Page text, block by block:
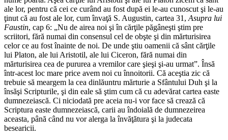
ale lor, pentru că cei ce curând au fost după ei le-au cunoscut şi le-au
ţinut că au fost ale lor, cum învaţă S. Augustin, cartea 31, Asupra lui
Faustin, cap 6: „Nu de airea noi şi în cărţile păgâneşti ştim pre
scriitori, fără numai din consensul cel de obşte şi din mărturisirea
celor ce au fost înainte de noi. De unde ştiu oamenii că sânt cărţile
lui Platon, ale lui Aristotil, ale lui Ciceron, fără numai din
mărturisirea cea de pururea a vremilor care şieşi şi-au urmat”. Însă
într-acest loc mare price avem noi cu înnoitorii. Că aceştia zic că
trebuie să meargem la cea dinlăuntru mărturie a Sfântului Duh şi la
însăşi Scripturile, şi din eale să ştim cum că cu adevărat cartea easte
dumnezeiască. Ci niciodată pre aceia nu-i vor face să crează că
Scriptura easte dumnezeiască, carii au îndoială de dumnezeirea
aceasta, până când nu vor alerga la învăţătura şi la judecata
besearicii.